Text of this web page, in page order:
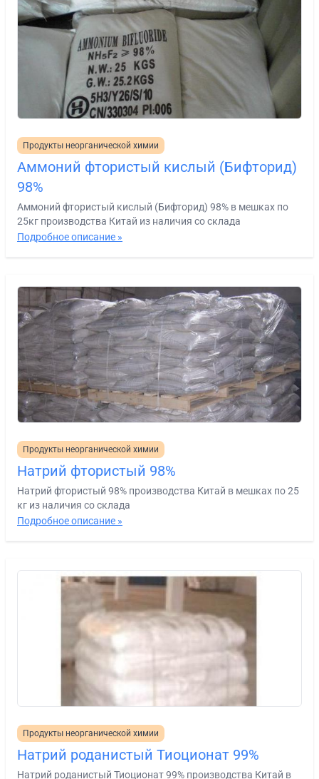
Продукты неорганической химии
Аммоний фтористый кислый (Бифторид)
98%
Аммоний фтористый кислый (Бифторид) 98% в мешках по
25кг производства Китай из наличия со склада
Подробное описание »
Продукты неорганической химии
Натрий фтористый 98%
Натрий фтористый 98% производства Китай в мешках по 25
кг из наличия со склада
Подробное описание »
Продукты неорганической химии
Натрий роданистый Тиоционат 99%
Натрий роданистый Тиоционат 99% производства Китай в